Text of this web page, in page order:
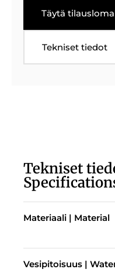
Täytä
Tekniset tiedot
Tekniset
Materiaali | Material
Vesipitoisuus |